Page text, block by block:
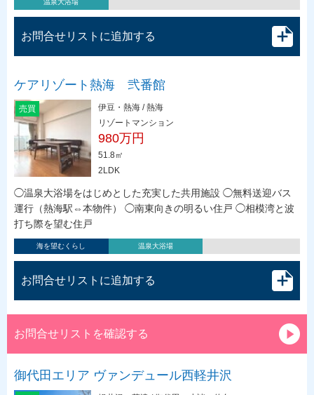
温泉大浴場
お問合せリストに追加する
ケアリゾート熱海 弐番館
売買
伊豆・熱海 / 熱海
リゾートマンション
980万円
51.8㎡
2LDK
◯温泉大浴場をはじめとした充実した共用施設 ◯無料送迎バス
運行（熱海駅⇔本物件） ◯南東向きの明るい住戸 ◯相模湾と波
打ち際を望む住戸
海を望むくらし 温泉大浴場
お問合せリストに追加する
お問合せリストを確認する
御代田エリア ヴァンデュール西軽井沢